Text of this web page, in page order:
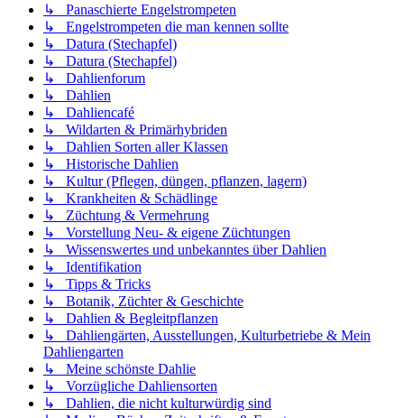
↳ Panaschierte Engelstrompeten
↳ Engelstrompeten die man kennen sollte
↳ Datura (Stechapfel)
↳ Datura (Stechapfel)
↳ Dahlienforum
↳ Dahlien
↳ Dahliencafé
↳ Wildarten & Primärhybriden
↳ Dahlien Sorten aller Klassen
↳ Historische Dahlien
↳ Kultur (Pflegen, düngen, pflanzen, lagern)
↳ Krankheiten & Schädlinge
↳ Züchtung & Vermehrung
↳ Vorstellung Neu- & eigene Züchtungen
↳ Wissenswertes und unbekanntes über Dahlien
↳ Identifikation
↳ Tipps & Tricks
↳ Botanik, Züchter & Geschichte
↳ Dahlien & Begleitpflanzen
↳ Dahliengärten, Ausstellungen, Kulturbetriebe & Mein
Dahliengarten
↳ Meine schönste Dahlie
↳ Vorzügliche Dahliensorten
↳ Dahlien, die nicht kulturwürdig sind